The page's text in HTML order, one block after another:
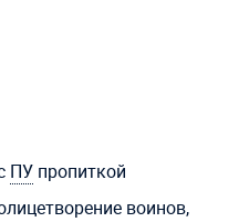
ПУ пропиткой
воинов,